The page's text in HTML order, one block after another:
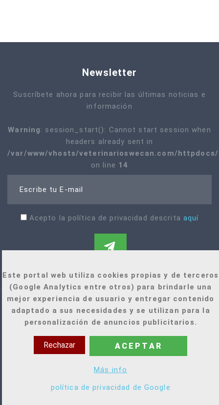
Este portal web utiliza cookies propias y de terceros
(Google Analytics entre otros) para brindarle una
mejor experiencia de usuario y entregar contenido
adaptado a sus necesidades y se utilizan para la
personalización de anuncios publicitarios.
Rechazar ACEPTAR
Más info
política de privacidad de Google
Newsletter
Suscríbete ahora para recibir las últimas noticias e
información
Warning: session_start(): Cannot start session when
headers already sent in
/var/www/vhosts/veterinarioswecan.com/
on line 14
Escribe tu E-mail
Acepto la política de privacidad descrita aquí
+34 921 022 471